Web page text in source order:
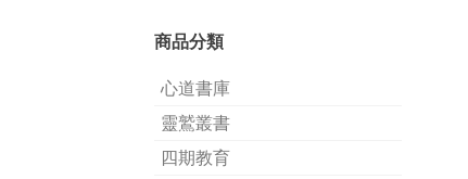
商品分類
心道書庫
靈鷲叢書
四期教育